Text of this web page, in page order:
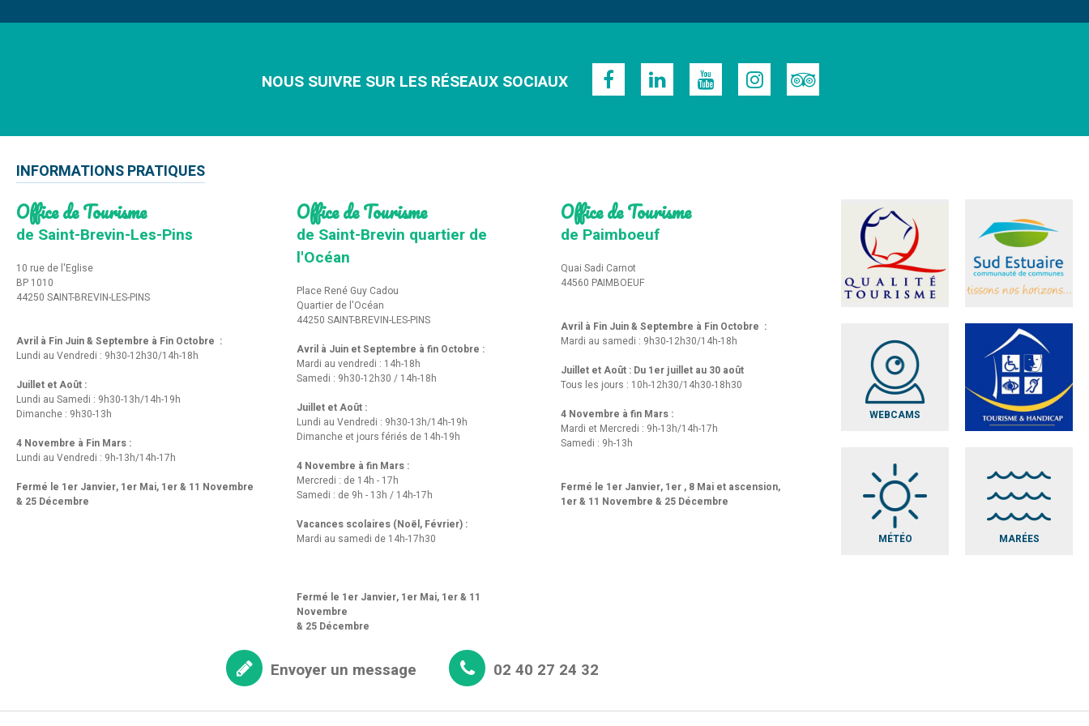
NOUS SUIVRE SUR LES RÉSEAUX SOCIAUX
INFORMATIONS PRATIQUES
Office de Tourisme
de Saint-Brevin-Les-Pins
10 rue de l'Eglise
BP 1010
44250 SAINT-BREVIN-LES-PINS
Avril à Fin Juin & Septembre à Fin Octobre :
Lundi au Vendredi : 9h30-12h30/14h-18h
Juillet et Août :
Lundi au Samedi : 9h30-13h/14h-19h
Dimanche : 9h30-13h
4 Novembre à Fin Mars :
Lundi au Vendredi : 9h-13h/14h-17h
Fermé le 1er Janvier, 1er Mai, 1er & 11 Novembre
& 25 Décembre
Office de Tourisme
de Saint-Brevin quartier de
l'Océan
Place René Guy Cadou
Quartier de l'Océan
44250 SAINT-BREVIN-LES-PINS
Avril à Juin et Septembre à fin Octobre :
Mardi au vendredi : 14h-18h
Samedi : 9h30-12h30 / 14h-18h
Juillet et Août :
Lundi au Vendredi : 9h30-13h/14h-19h
Dimanche et jours fériés de 14h-19h
4 Novembre à fin Mars :
Mercredi : de 14h - 17h
Samedi : de 9h - 13h / 14h-17h
Vacances scolaires (Noël, Février) :
Mardi au samedi de 14h-17h30
Fermé le 1er Janvier, 1er Mai, 1er & 11
Novembre
& 25 Décembre
Office de Tourisme
de Paimboeuf
Quai Sadi Carnot
44560 PAIMBOEUF
Avril à Fin Juin & Septembre à Fin Octobre :
Mardi au samedi : 9h30-12h30/14h-18h
Juillet et Août : Du 1er juillet au 30 août
Tous les jours : 10h-12h30/14h30-18h30
4 Novembre à fin Mars :
Mardi et Mercredi : 9h-13h/14h-17h
Samedi : 9h-13h
Fermé le 1er Janvier, 1er , 8 Mai et ascension,
1er & 11 Novembre & 25 Décembre
WEBCAMS
MÉTÉO MARÉES
Envoyer un message 02 40 27 24 32